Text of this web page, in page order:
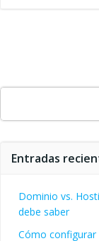
Buscar
Entradas
Dominio vs.
debe saber
Cómo